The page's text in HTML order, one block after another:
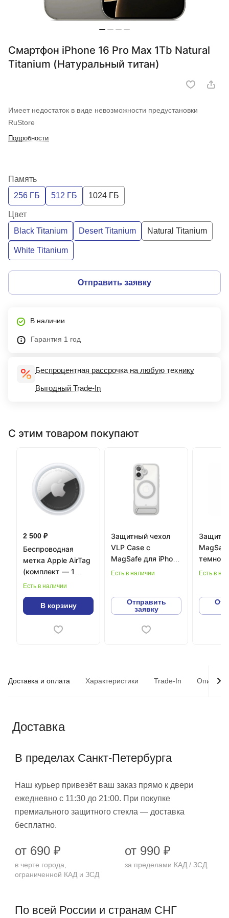
Смартфон iPhone 16 Pro Max 1Tb Natural
Titanium (Натуральный титан)
Имеет недостаток в виде невозможности предустановки
RuStore
Подробности
Память
256 ГБ
512 ГБ 1024 ГБ
Цвет
Black Titanium
Desert Titanium Natural Titanium
White Titanium
Отправить заявку
В наличии
Гарантия 1 год
Беспроцентная рассрочка на любую технику
Выгодный Trade-In
С этим товаром покупают
2 500 ₽
Беспроводная
метка Apple AirTag
(комплект — 1
штука)
Есть в наличии
В корзину
Защитный чехол
VLP Case с
MagSafe для iPhone
16 Серый
Есть в наличии
Отправить
заявку
темно-
Есть в
Доставка и оплата Характеристики Trade-In
Доставка
В пределах Санкт-Петербурга
Наш курьер привезёт ваш заказ прямо к двери
ежедневно с 11:30 до 21:00. При покупке
премиального защитного стекла — доставка
бесплатно.
от 690 ₽
в черте города,
ограниченной КАД и ЗСД
от 990 ₽
за пределами КАД / ЗСД
По всей России и странам СНГ